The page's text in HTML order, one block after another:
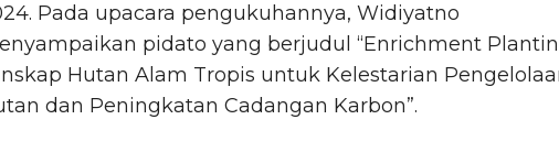
Pada upacara pengukuhannya, Widiyatno
pidato yang berjudul “Enrichment
Hutan Alam Tropis untuk Kelestarian
dan Peningkatan Cadangan Karbon”.